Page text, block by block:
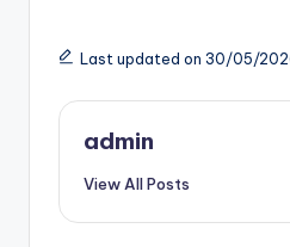
Last updated on 30/05/
admin
View All Posts